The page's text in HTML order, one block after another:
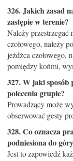
326. Jakich zasad
zastępie w terenie?
Należy przestrzegać
czołowego, należy
jeźdźca czołowego,
pomiędzy końmi,
327. W jaki sposób
polecenia grupie?
Prowadzący może
obserwować gesty
328. Co oznacza
podniesiona do
Jest to zapowiedź